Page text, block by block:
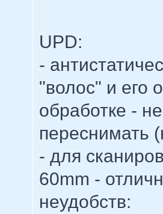
UPD:
-
"волос" и его
обработке -
переснимать
- для
60mm -
неудобств: